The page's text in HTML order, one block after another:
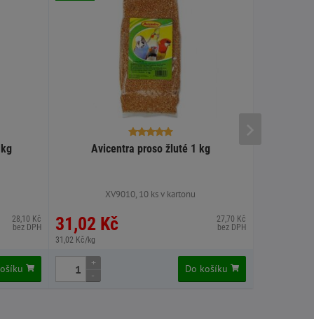
28,10 Kč
bez DPH
Avicentra proso žluté 1 kg
XV9010, 10 ks v kartonu
31,02 Kč
31,02 Kč/kg
27,70 Kč
bez DPH
+
-
Do košíku